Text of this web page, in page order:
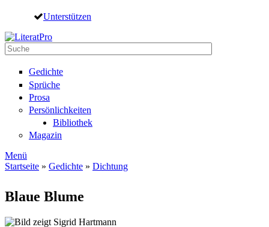
Direkt zum Inhalt
Unterstützen
Suche
Gedichte
Sprüche
Prosa
Persönlichkeiten
Bibliothek
Magazin
Menü
Startseite » Gedichte » Dichtung
Blaue Blume